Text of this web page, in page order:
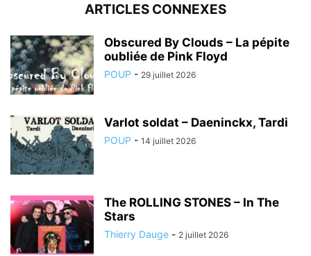
ARTICLES CONNEXES
Obscured By Clouds – La pépite
oubliée de Pink Floyd
POUP - 29 juillet 2026
Varlot soldat – Daeninckx, Tardi
POUP - 14 juillet 2026
The ROLLING STONES – In The
Stars
Thierry Dauge - 2 juillet 2026